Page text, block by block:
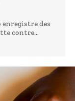
enregistre des
contre...